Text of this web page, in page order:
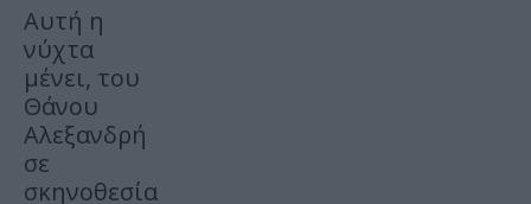
Αυτή η
νύχτα
μένει, του
Θάνου
Αλεξανδρή
σε
σκηνοθεσία